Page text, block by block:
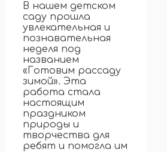
В нашем детском
саду прошла
увлекательная и
познавательная
неделя под
названием
«Готовим рассаду
зимой». Эта
работа стала
настоящим
праздником
природы и
творчества для
ребят и помогла им